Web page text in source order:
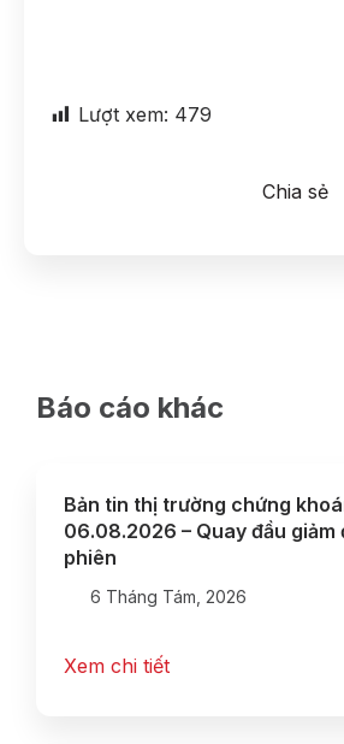
Lượt xem: 479
Chia sẻ
Báo cáo khác
Bản tin thị trường chứng
06.08.2026 – Quay đầu giảm
phiên
6 Tháng Tám, 2026
Xem chi tiết